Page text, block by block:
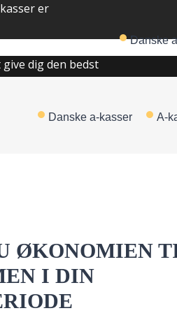
Danske
Danske a-kasser A-
ØKONOMIEN
I DIN
er
dig den bedst